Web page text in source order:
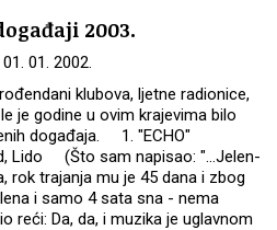
2003.
01. 01. 2002.
klubova, ljetne radionice,
je godine u ovim krajevima bilo
događaja. 1. "ECHO"
Lido (Što sam napisao: "...Jelen-
rok trajanja mu je 45 dana i zbog
i samo 4 sata sna - nema
reći: Da, da, i muzika je uglavnom